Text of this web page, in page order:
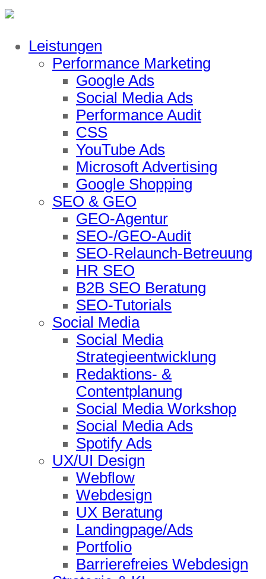
Leistungen
Performance Marketing
Google Ads
Social Media Ads
Performance Audit
CSS
YouTube Ads
Microsoft Advertising
Google Shopping
SEO & GEO
GEO-Agentur
SEO-/GEO-Audit
SEO-Relaunch-Betreuung
HR SEO
B2B SEO Beratung
SEO-Tutorials
Social Media
Social Media
Strategieentwicklung
Redaktions- &
Contentplanung
Social Media Workshop
Social Media Ads
Spotify Ads
UX/UI Design
Webflow
Webdesign
UX Beratung
Landingpage/Ads
Portfolio
Barrierefreies Webdesign